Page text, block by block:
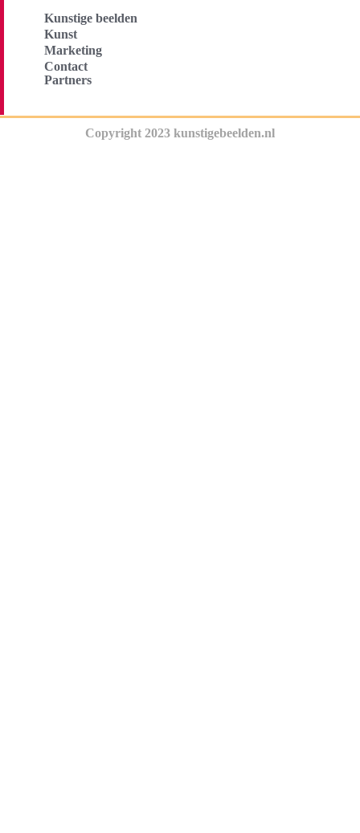
Kunstige beelden
Kunst
Marketing
Contact
Partners
Copyright 2023 kunstigebeelden.nl